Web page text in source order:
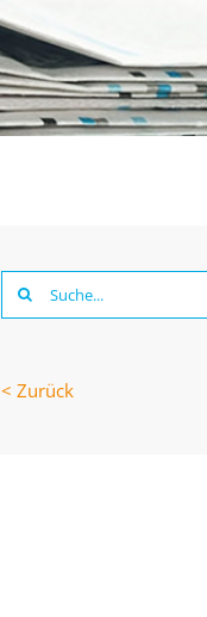
Suche
nach:
< Zurück